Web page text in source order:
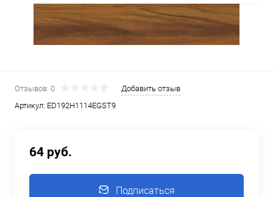
Отзывов: 0
Добавить отзыв
Артикул: ED192Н1114EGST9
64 руб.
Подписаться